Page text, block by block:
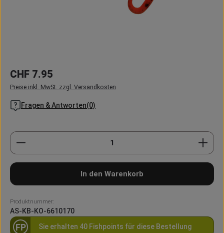
Regulärer Preis:
CHF 7.95
Preise inkl. MwSt. zzgl. Versandkosten
Fragen & Antworten(0)
Produkt Anzahl: Gib den gewünschten Wert ein
In den Warenkorb
Produktnummer:
AS-KB-KO-6610170
FP Sie erhalten 40 Fishpoints für diese Bestellung